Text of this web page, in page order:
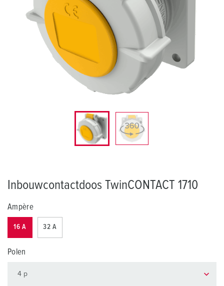
Inbouwcontactdoos TwinCONTACT 1710
Ampère
16 A 32 A
Polen